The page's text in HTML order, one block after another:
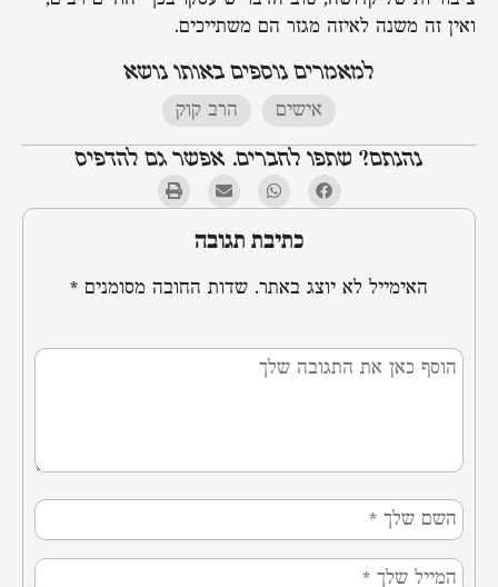
ואין זה משנה לאיזה מגזר הם משתייכים.
למאמרים נוספים באותו נושא
אישים הרב קוק
נהנתם? שתפו לחברים. אפשר גם להדפיס
כתיבת תגובה
האימייל לא יוצג באתר. שדות החובה מסומנים *